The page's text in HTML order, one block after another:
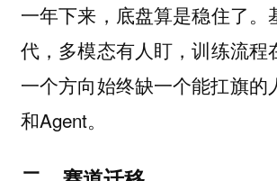
一年下来，底盘算是稳住了。
代，多模态有人盯，训练流程
一个方向始终缺一个能扛旗
和Agent。